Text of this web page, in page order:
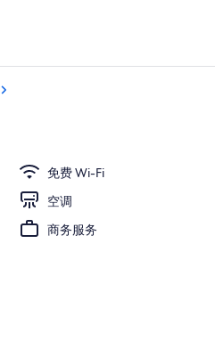
建筑设计
免费 Wi-Fi
空调
商务服务